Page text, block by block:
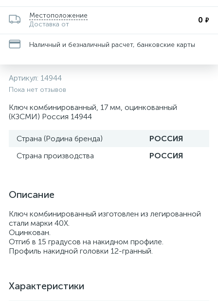
Местоположение
Доставка от
0 ₽
Наличный и безналичный расчет, банковские карты
Артикул: 14944
Пока нет отзывов
Ключ комбинированный, 17 мм, оцинкованный
(КЗСМИ) Россия 14944
Страна (Родина бренда)
РОССИЯ
Страна производства
РОССИЯ
Описание
Ключ комбинированный изготовлен из легированной
стали марки 40Х.
Оцинкован.
Отгиб в 15 градусов на накидном профиле.
Профиль накидной головки 12-гранный.
Характеристики